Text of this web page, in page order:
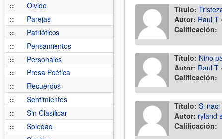
::
Olvido
::
Parejas
::
Patrióticos
::
Pensamientos
::
Personales
::
Prosa Poética
::
Recuerdos
::
Sentimientos
::
Sin Clasificar
::
Soledad
Título:
Autor: Raul T
Calificación:
Título: Niño
Autor: Raul T
Calificación:
Título: Si naci
Autor: ryland
Calificación: